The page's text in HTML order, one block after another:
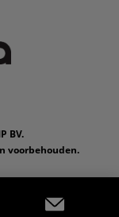
BV.
voorbehouden.